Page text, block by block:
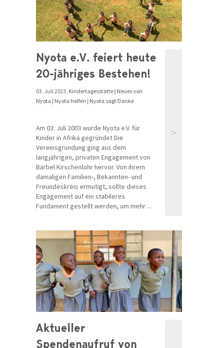
Nyota e.V. feiert heute
20-jähriges Bestehen!
03. Juli 2023, Kindertagesstätte | Neues von
Nyota | Nyota helfen | Nyota sagt Danke
Am 03. Juli 2003 wurde Nyota e.V. für
Kinder in Afrika gegründet Die
Vereinsgründung ging aus dem
langjährigen, privaten Engagement von
Bärbel Kirschenlohr hervor. Von ihrem
damaligen Familien-, Bekannten- und
Freundeskreis ermutigt, sollte dieses
Engagement auf ein stabileres
Fundament gestellt werden, um mehr ...
>
Aktueller
Spendenaufruf von